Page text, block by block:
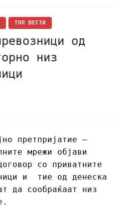
ТОП ВЕСТИ
од
низ
претпријатие –
мрежи објави
со приватните
и тие од денеска
да сообраќаат низ